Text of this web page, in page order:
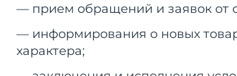
— прием обращений и заявок от
— информирования о новых
характера;